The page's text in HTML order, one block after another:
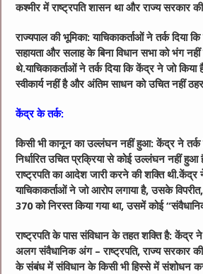
कश्मीर में राष्ट्रपति शासन था और राज्य सरकार
राज्यपाल की भूमिका: याचिकाकर्ताओं ने तर्क दिया
सहायता और सलाह के बिना विधान सभा को भंग
थे.याचिकाकर्ताओं ने तर्क दिया कि केंद्र ने जो
स्वीकार्य नहीं है और अंतिम साधन को उचित नहीं
केंद्र के तर्क:
किसी भी कानून का उल्लंघन नहीं हुआ: केंद्र ने तर्क
निर्धारित उचित प्रक्रिया से कोई उल्लंघन नहीं
राष्ट्रपति का आदेश जारी करने की शक्ति थी.केंद्र
याचिकाकर्ताओं ने जो आरोप लगाया है, उसके
370 को निरस्त किया गया था, उसमें कोई
राष्ट्रपति के पास संविधान के तहत शक्ति है: केंद्र
अलग संवैधानिक अंग – राष्ट्रपति, राज्य सरकार
के संबंध में संविधान के किसी भी हिस्से में संशोधन